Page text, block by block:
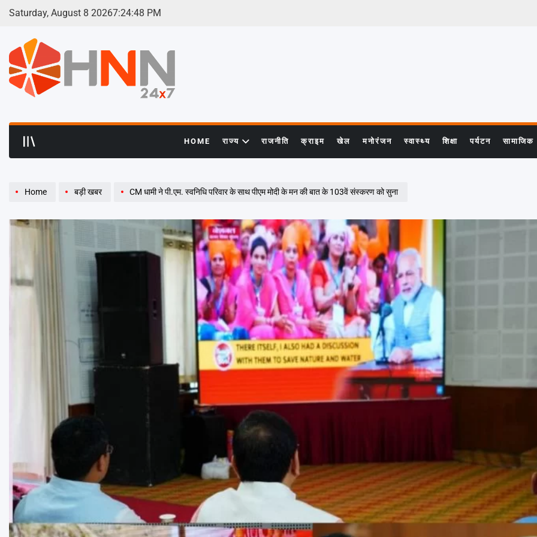
Skip
Saturday, August 8 20267:24:50 PM
HOME राज्य राजनीति क्राइम खेल मनोरंजन स्वास्थ्य शिक्षा पर्यटन सामाजिक
Home बड़ी खबर CM धामी ने पी.एम. स्वनिधि परिवार के साथ पीएम मोदी के मन की बात के 103वें संस्करण को सुना